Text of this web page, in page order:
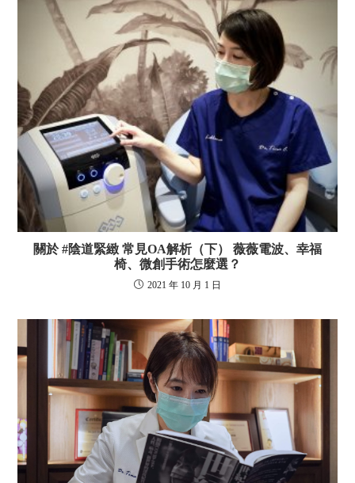
關於 #陰道緊緻 常見OA解析（下） 薇薇電波、幸福
椅、微創手術怎麼選？
2021 年 10 月 1 日